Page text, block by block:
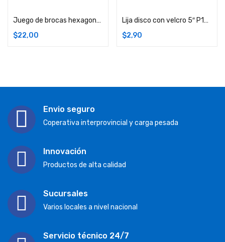
Juego de brocas hexagonales
$22,00
Lija disco con velcro 5″ P120 – 5 unidades
$2,90
Envio seguro
Coperativa interprovincial y carga pesada
Innovación
Productos de alta calidad
Sucursales
Varios locales a nivel nacional
Servicio técnico 24/7